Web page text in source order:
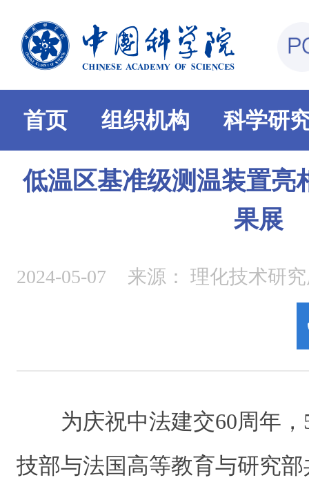
首页 组织机构 科学研
低温区基准级测温装置亮
果展
2024-05-07 来源： 理化技术研
为庆祝中法建交60周年
技部与法国高等教育与研究